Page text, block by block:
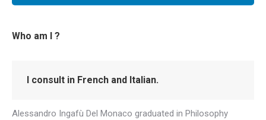
Who am I ?
I consult in French and Italian.
Alessandro Ingafù Del Monaco graduated in Philosophy